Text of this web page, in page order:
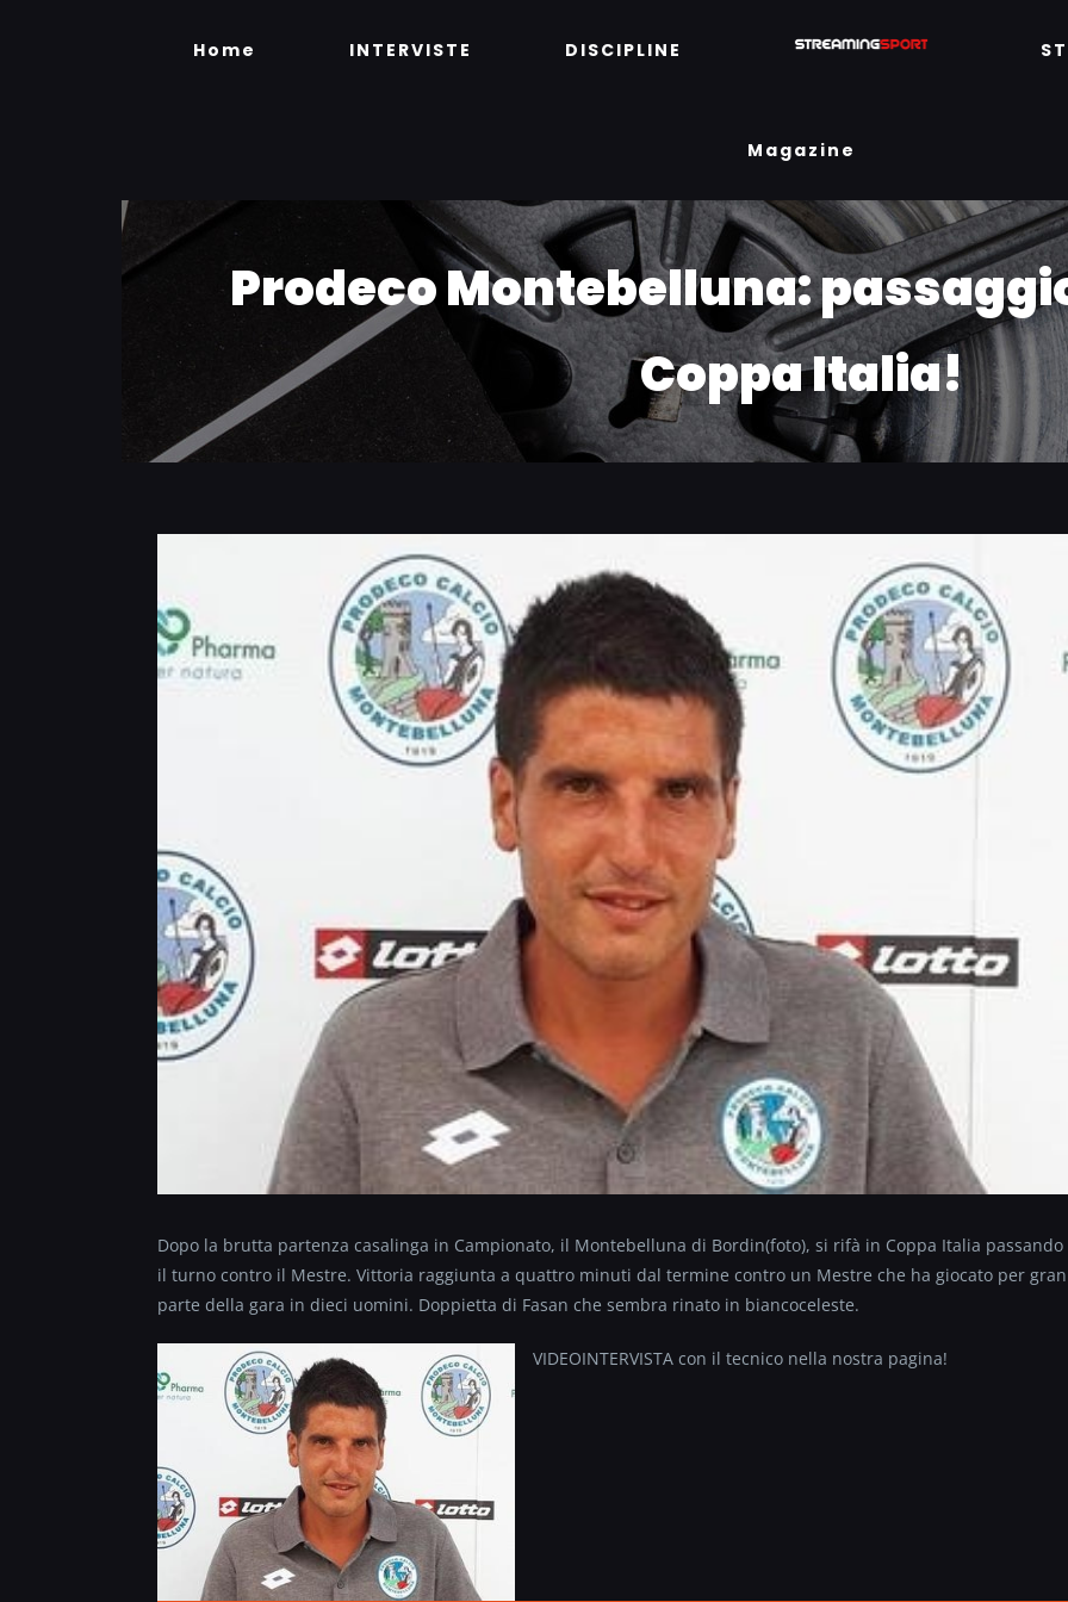
Home INTERVISTE DISCIPLINE
Magazine
Prodeco Montebelluna:
Coppa Italia!
Dopo la brutta partenza casalinga in Campionato, il Montebelluna di Bordin(foto), si rifà in Coppa Italia passando
il turno contro il Mestre. Vittoria raggiunta a quattro minuti dal termine contro un Mestre che ha giocato per gran
parte della gara in dieci uomini. Doppietta di Fasan che sembra rinato in biancoceleste.
VIDEOINTERVISTA con il tecnico nella nostra pagina!